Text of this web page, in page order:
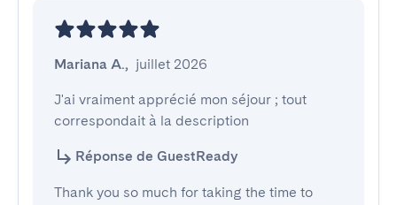
Mariana A., juillet 2026
J'ai vraiment apprécié mon séjour ; tout
correspondait à la description
Réponse de GuestReady
Thank you so much for taking the time to